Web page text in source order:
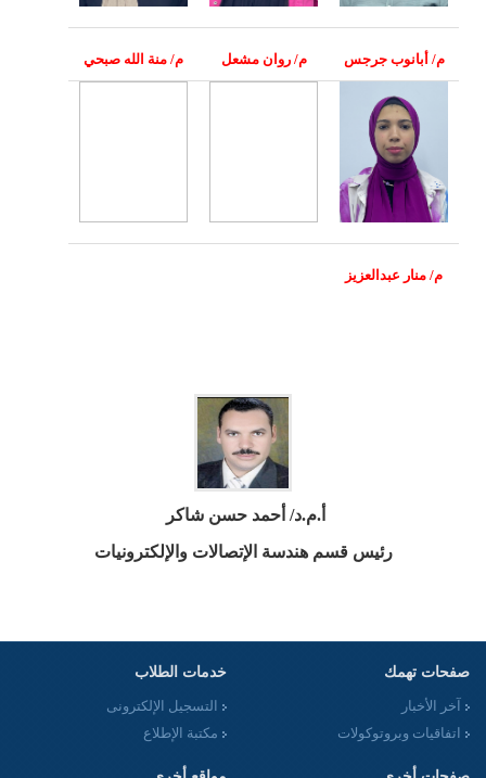
م/ أبانوب جرجس م/ روان مشعل م/ منة الله صبحي
م/ منار عبدالعزيز
أ.م.د/ أحمد حسن شاكر
رئيس قسم هندسة الإتصالات والإلكترونيات
صفحات تهمك
آخر الأخبار
اتفاقيات وبروتوكولات
خدمات الطلاب
التسجيل الإلكترونى
مكتبة الإطلاع